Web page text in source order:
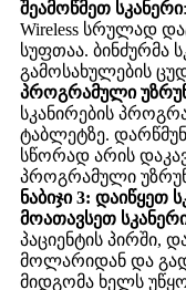
შეამოწმეთ სკანერი
Wireless სრულად
სუფთაა. ბინძურმა
გამოსახულების
პროგრამული
სკანირების
ტაბლეტზე.
სწორად არის
პროგრამული
ნაბიჯი 3: დაიწყეთ
მოათავსეთ
პაციენტის პირში,
მოლარიდან და
მიდგომა ხელს